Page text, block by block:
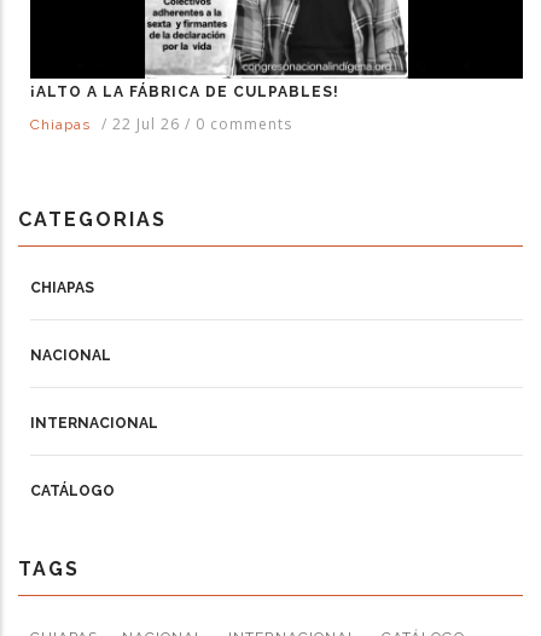
¡ALTO A LA FÁBRICA DE CULPABLES!
Chiapas
/ 22 Jul 26 / 0 comments
CATEGORIAS
CHIAPAS
NACIONAL
INTERNACIONAL
CATÁLOGO
TAGS